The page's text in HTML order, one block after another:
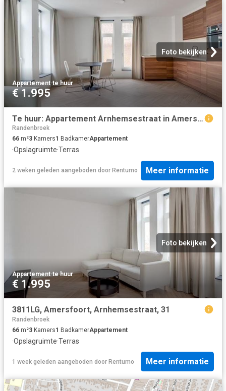
Foto bekijken
Appartement·te huur
€ 1.995
Te huur: Appartement Arnhemsestraat in Amersfoort
Randenbroek
66 m²3 Kamers1 BadkamerAppartement
·Opslagruimte·Terras
2 weken geleden aangeboden door Rentumo Meer informatie
Foto bekijken
Appartement·te huur
€ 1.995
3811LG, Amersfoort, Arnhemsestraat, 31
Randenbroek
66 m²3 Kamers1 BadkamerAppartement
·Opslagruimte·Terras
1 week geleden aangeboden door Rentumo Meer informatie